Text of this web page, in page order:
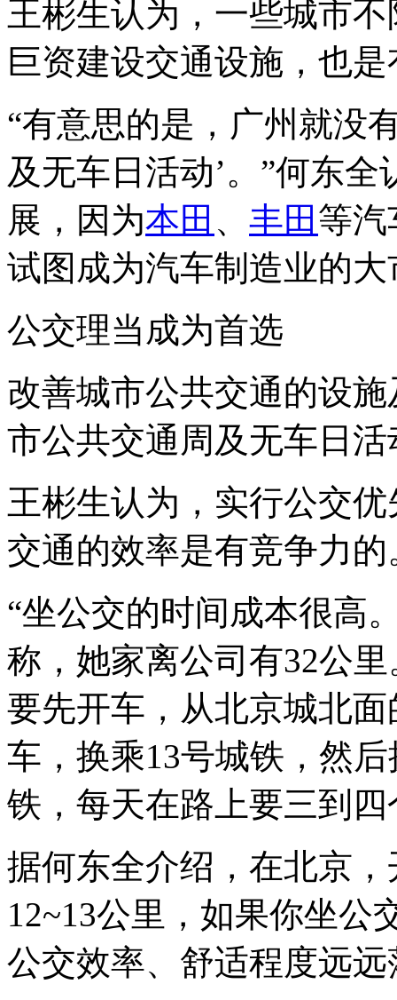
王彬生认为，一些城市
巨资建设交通设施，也
“有意思的是，广州就没
及无车日活动’。”何东
展，因为本田 、 丰田 等汽
试图成为汽车制造业的大
公交理当成为首选
改善城市公共交通的设
市公共交通周及无车日
王彬生认为，实行公交
交通的效率是有竞争力的
“坐公交的时间成本很高
称，她家离公司有32公
要先开车，从北京城北
车，换乘13号城铁，然
铁，每天在路上要三到
据何东全介绍，在北京
12~13公里，如果你坐公
公交效率、舒适程度远